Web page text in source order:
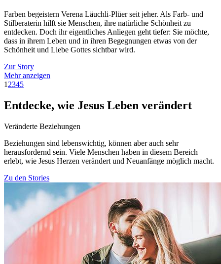
Farben begeistern Verena Läuchli-Plüer seit jeher. Als Farb- und
Stilberaterin hilft sie Menschen, ihre natürliche Schönheit zu
entdecken. Doch ihr eigentliches Anliegen geht tiefer: Sie möchte,
dass in ihrem Leben und in ihren Begegnungen etwas von der
Schönheit und Liebe Gottes sichtbar wird.
Zur Story
Mehr anzeigen
1 2345
Entdecke, wie Jesus Leben verändert
Veränderte Beziehungen
Beziehungen sind lebenswichtig, können aber auch sehr
herausfordernd sein. Viele Menschen haben in diesem Bereich
erlebt, wie Jesus Herzen verändert und Neuanfänge möglich macht.
Zu den Stories